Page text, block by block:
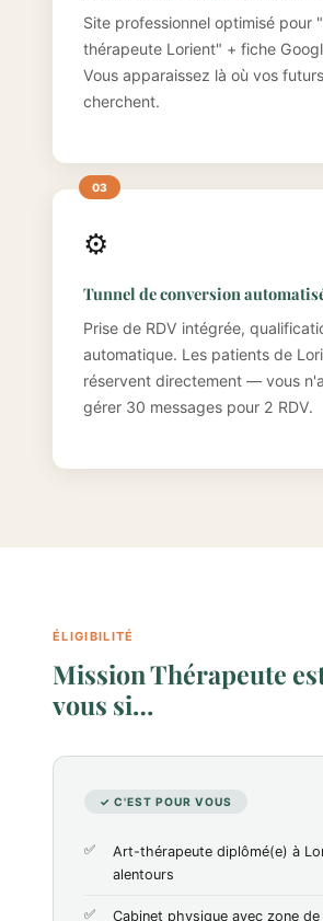
Site professionnel optimisé pour
thérapeute Lorient" + fiche
Vous apparaissez là où vos
cherchent.
⚙️
Tunnel de conversion
Prise de RDV intégrée,
automatique. Les patients de
réservent directement — vous
gérer 30 messages pour 2 RDV.
ÉLIGIBILITÉ
Mission Thérapeute
vous si…
✓ C'EST POUR VOUS
Art-thérapeute diplômé(e) à
alentours
Cabinet physique avec zone